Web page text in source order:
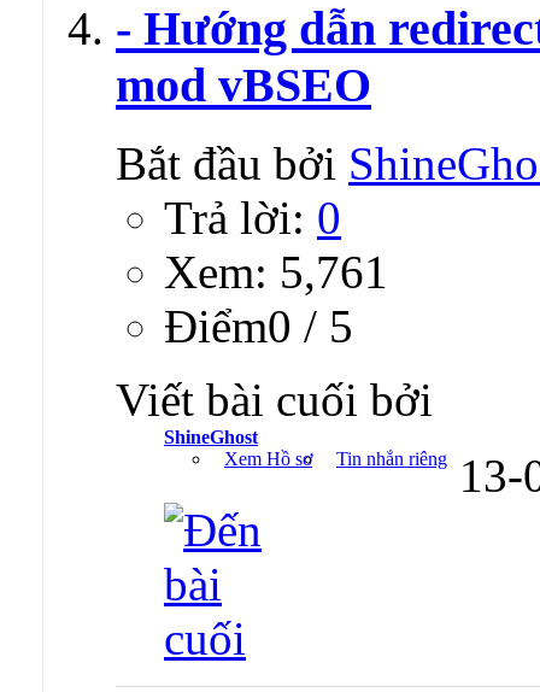
- Hướng dẫn
mod vBSEO
Bắt đầu bởi
Trả lời: 0
Xem: 5,761
Ðiểm0 / 5
Viết bài cuối bởi
ShineGhost
Xem Hồ sơ
Tin nhắn riêng